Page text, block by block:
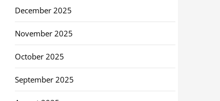
December 2025
November 2025
October 2025
September 2025